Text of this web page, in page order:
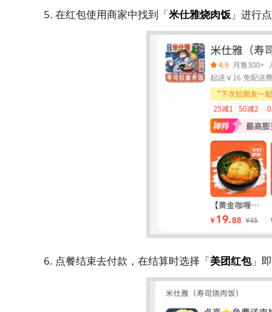
5. 在红包使用商家中找到「米仕雅烧肉饭 」进行
6. 点餐结束去付款，在结算时选择「美团红包」